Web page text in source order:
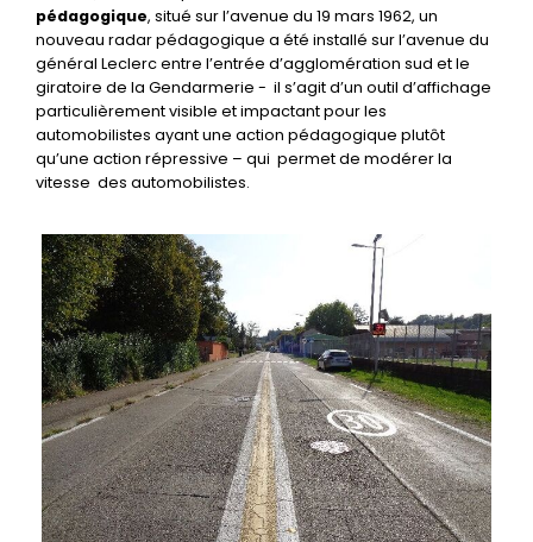
pédagogique, situé sur l’avenue du 19 mars 1962, un
nouveau radar pédagogique a été installé sur l’avenue du
général Leclerc entre l’entrée d’agglomération sud et le
giratoire de la Gendarmerie - il s’agit d’un outil d’affichage
particulièrement visible et impactant pour les
automobilistes ayant une action pédagogique plutôt
qu’une action répressive – qui permet de modérer la
vitesse des automobilistes.